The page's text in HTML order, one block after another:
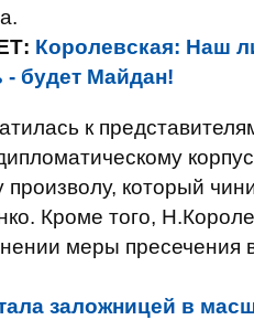
Королевская: Наш
- будет Майдан!
к
который
Кроме того,
меры пресечения
заложницей в